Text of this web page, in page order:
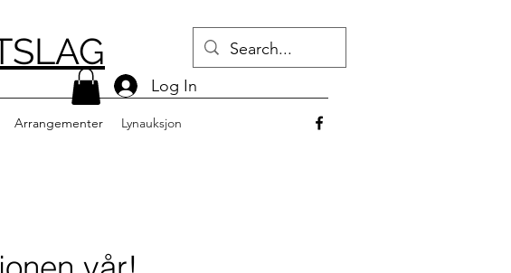
Log In
Arrangementer Lynauksjon